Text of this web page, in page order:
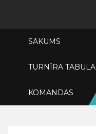
SĀKUMS
TURNĪRA TABULA
KOMANDAS